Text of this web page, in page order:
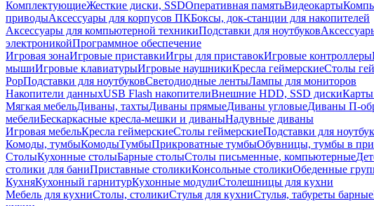
КомплектующиеЖесткие диски, SSDОперативная памятьВидеокарты
приводыАксессуары для корпусов ПКБоксы, док-станции для накопителей
Аксессуары для компьютерной техникиПодставки для ноутбуков
электроникойПрограммное обеспечение
Игровая зонаИгровые приставкиИгры для приставокИгровые контроллеры
мышиИгровые клавиатурыИгровые наушникиКресла геймерскиеСтолы
PopПодставки для ноутбуковСветодиодные лентыЛампы для мониторов
Накопители данныхUSB Flash накопителиВнешние HDD, SSD диски
Мягкая мебельДиваны, тахтыДиваны прямыеДиваны угловыеДиваны П-
мебелиБескаркасные кресла-мешки и диваныНадувные диваны
Игровая мебельКресла геймерскиеСтолы геймерскиеПодставки для
Комоды, тумбыКомодыТумбыПрикроватные тумбыОбувницы, тумбы в
СтолыКухонные столыБарные столыСтолы письменные, компьютерные
столики для баниПриставные столикиКонсольные столикиОбеденные
КухняКухонный гарнитурКухонные модулиСтолешницы для кухни
Мебель для кухниСтолы, столикиСтулья для кухниСтулья, табуреты барные